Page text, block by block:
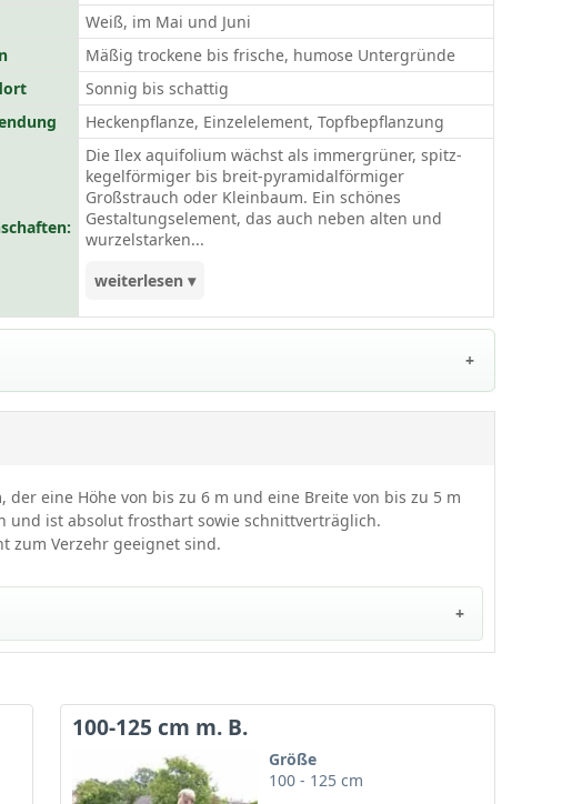
Weiß, im Mai und Juni
Mäßig trockene bis frische, humose Untergründe
Sonnig bis schattig
Heckenpflanze, Einzelelement, Topfbepflanzung
Die Ilex aquifolium wächst als immergrüner, spitz-
kegelförmiger bis breit-pyramidalförmiger
Großstrauch oder Kleinbaum. Ein schönes
Gestaltungselement, das auch neben alten und
wurzelstarken...
weiterlesen ▾
Pflanzen prächtig gedeiht. Das dunkelgrüne Blatt
glänzt die Stechpalme mit absoluter Frosthärte,
Schatten- sowie Schnittverträglichkeit. Ideal als
eine Höhe von bis zu 6 m und eine Breite von bis zu 5 m
und ist absolut frosthart sowie schnittverträglich.
zum Verzehr geeignet sind.
sowohl als Heckenpflanze als auch als Solitärgehölz
in jeden Garten. Die
Stechpalmegilt als pflegeleicht,
Ist die Pflanze bereits einige Jahre im Garten
100-125 cm m. B.
Größe
100 - 125 cm